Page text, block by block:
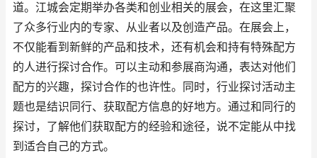
道。江城会定期举办各类和创业相关的展会，在这里汇聚
了众多行业内的专家、从业者以及创造产品。在展会上，
不仅能看到新鲜的产品和技术，还有机会和持有特殊配方
的人进行探讨合作。可以主动和参展商沟通，表达对他们
配方的兴趣，探讨合作的也许性。同时，行业探讨活动主
题也是结识同行、获取配方信息的好地方。通过和同行的
探讨，了解他们获取配方的经验和途径，说不定能从中找
到适合自己的方式。